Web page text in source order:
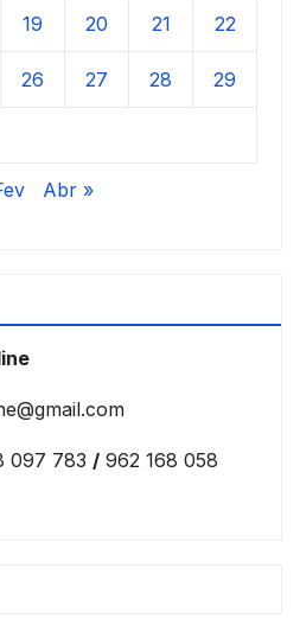
19 20 21 22
26 27 28 29
Abr »
097 783 / 962 168 058